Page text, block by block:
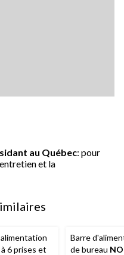
au Québec: pour
et la
à 6 prises et
Barre
de bureau